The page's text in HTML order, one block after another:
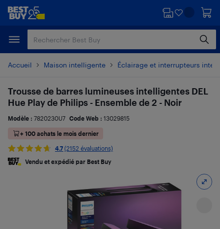
Passer
principal
Passer
Accueil Maison intelligente Éclairage et interrupteurs
Trousse de barres lumineuses intelligentes DEL
Hue Play de Philips - Ensemble de 2 - Noir
Modèle : 7820230U7 Code Web : 13029815
+ 100 achats le mois dernier
4.7 (2152 évaluations)
Vendu et expédié par Best Buy